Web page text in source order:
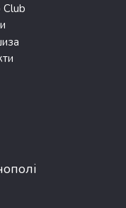
Club